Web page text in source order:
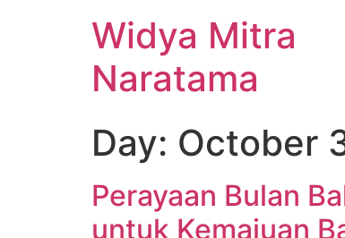
Widya Mitra
Naratama
Day: October
Perayaan Bulan
untuk Kemajuan